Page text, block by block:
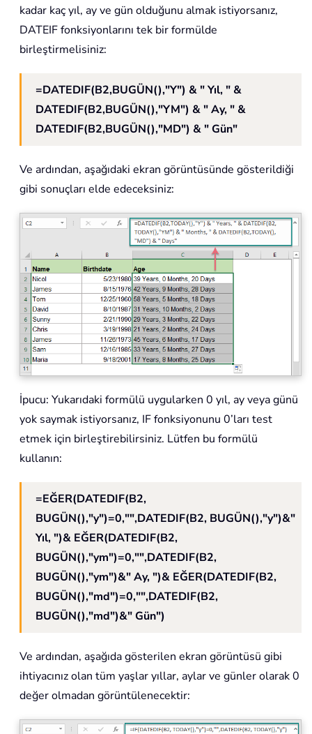
kadar kaç yıl, ay ve gün olduğunu almak istiyorsanız,
DATEIF fonksiyonlarını tek bir formülde
birleştirmelisiniz:
=DATEDIF(B2,BUGÜN(),"Y") & " Yıl, " &
DATEDIF(B2,BUGÜN(),"YM") & " Ay, " &
DATEDIF(B2,BUGÜN(),"MD") & " Gün"
Ve ardından, aşağıdaki ekran görüntüsünde gösterildiği
gibi sonuçları elde edeceksiniz:
İpucu: Yukarıdaki formülü uygularken 0 yıl, ay veya günü
yok saymak istiyorsanız, IF fonksiyonunu 0’ları test
etmek için birleştirebilirsiniz. Lütfen bu formülü
kullanın:
=EĞER(DATEDIF(B2,
BUGÜN(),"y")=0,"",DATEDIF(B2, BUGÜN(),"y")&"
Yıl, ")& EĞER(DATEDIF(B2,
BUGÜN(),"ym")=0,"",DATEDIF(B2,
BUGÜN(),"ym")&" Ay, ")& EĞER(DATEDIF(B2,
BUGÜN(),"md")=0,"",DATEDIF(B2,
BUGÜN(),"md")&" Gün")
Ve ardından, aşağıda gösterilen ekran görüntüsü gibi
ihtiyacınız olan tüm yaşlar yıllar, aylar ve günler olarak 0
değer olmadan görüntülenecektir: